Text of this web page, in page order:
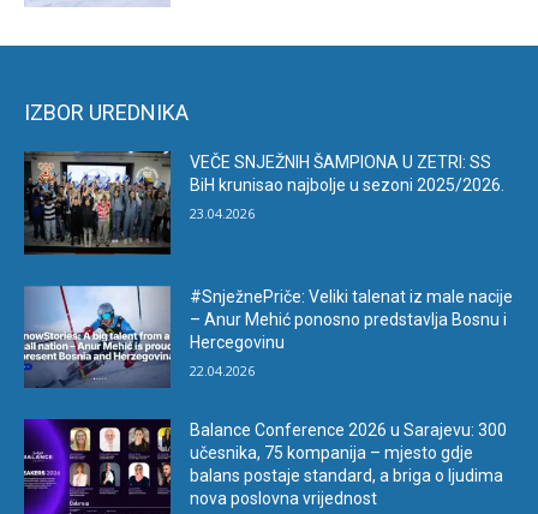
IZBOR UREDNIKA
VEČE SNJEŽNIH ŠAMPIONA U ZETRI: SS
BiH krunisao najbolje u sezoni 2025/2026.
23.04.2026
#SnježnePriče: Veliki talenat iz male nacije
– Anur Mehić ponosno predstavlja Bosnu i
Hercegovinu
22.04.2026
Balance Conference 2026 u Sarajevu: 300
učesnika, 75 kompanija – mjesto gdje
balans postaje standard, a briga o ljudima
nova poslovna vrijednost